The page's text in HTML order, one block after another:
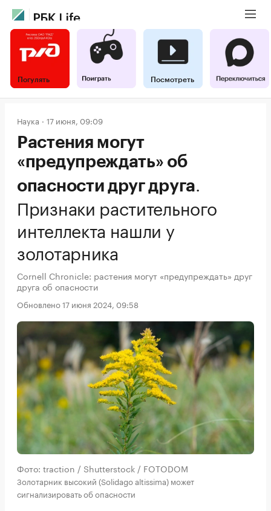
Погулять Посмотреть
Наука 17 июня, 09:09
Растения могут
«предупреждать» об
опасности друг друга.
Признаки растительного
интеллекта нашли у
золотарника
Cornell Chronicle: растения могут «предупреждать» друг
друга об опасности
Обновлено 17 июня 2024, 09:58
Фото: traction / Shutterstock / FOTODOM
Золотарник высокий (Solidago altissima) может
сигнализировать об опасности